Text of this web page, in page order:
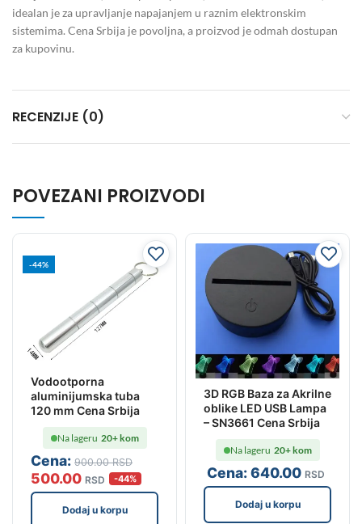
idealan je za upravljanje napajanjem u raznim elektronskim
sistemima. Cena Srbija je povoljna, a proizvod je odmah dostupan
za kupovinu.
RECENZIJE (0)
POVEZANI PROIZVODI
-44%
Vodootporna
aluminijumska tuba
120 mm Cena Srbija
Cena: 900.00 RSD
500.00 RSD -44%
Na lageru 20+ kom
Dodaj u korpu
3D RGB Baza za Akrilne
oblike LED USB Lampa
– SN3661 Cena Srbija
Cena:640.00 RSD
Na lageru 20+ kom
Dodaj u korpu